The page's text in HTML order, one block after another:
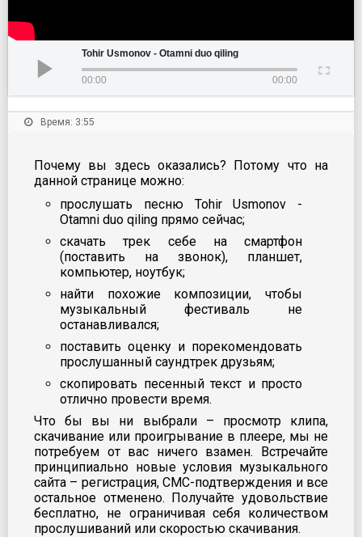
Tohir Usmonov - Otamni duo qiling
00:00 00:00
Время: 3:55
Почему вы здесь оказались? Потому что на
данной странице можно:
прослушать песню Tohir Usmonov -
Otamni duo qiling прямо сейчас;
скачать трек себе на смартфон
(поставить на звонок), планшет,
компьютер, ноутбук;
найти похожие композиции, чтобы
музыкальный фестиваль не
останавливался;
поставить оценку и порекомендовать
прослушанный саундтрек друзьям;
скопировать песенный текст и просто
отлично провести время.
Что бы вы ни выбрали – просмотр клипа,
скачивание или проигрывание в плеере, мы не
потребуем от вас ничего взамен. Встречайте
принципиально новые условия музыкального
сайта – регистрация, СМС-подтверждения и все
остальное отменено. Получайте удовольствие
бесплатно, не ограничивая себя количеством
прослушиваний или скоростью скачивания.